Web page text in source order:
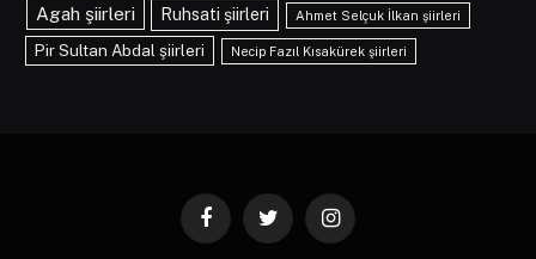
Agah şiirleri Ruhsati şiirleri Ahmet Selçuk İlkan şiirleri
Pir Sultan Abdal şiirleri Necip Fazıl Kısakürek şiirleri
FacebookTwitter Instagram